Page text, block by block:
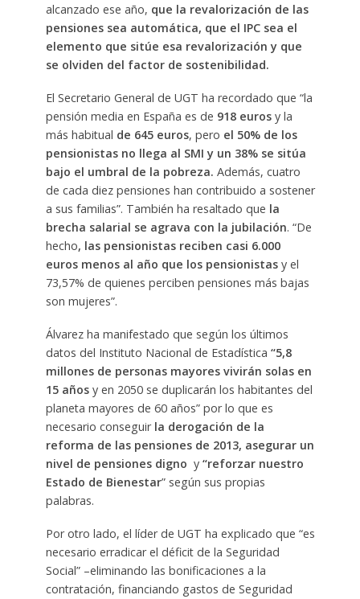
alcanzado ese año, que la revalorización de las
pensiones sea automática, que el IPC sea el
elemento que sitúe esa revalorización y que
se olviden del factor de sostenibilidad.
El Secretario General de UGT ha recordado que “la
pensión media en España es de 918 eurosy la
más habitual de 645 euros, pero el 50% de los
pensionistas no llega al SMI y un 38% se sitúa
bajo el umbral de la pobreza. Además, cuatro
de cada diez pensiones han contribuido a sostener
a sus familias”. También ha resaltado que la
brecha salarial se agrava con la jubilación. “De
hecho, las pensionistas reciben casi 6.000
euros menos al año que los pensionistasy el
73,57% de quienes perciben pensiones más bajas
son mujeres”.
Álvarez ha manifestado que según los últimos
datos del Instituto Nacional de Estadística “5,8
millones de personas mayores vivirán solas en
15 añosy en 2050 se duplicarán los habitantes del
planeta mayores de 60 años” por lo que es
necesario conseguir la derogación de la
reforma de las pensiones de 2013, asegurar un
nivel de pensiones digno y “reforzar nuestro
Estado de Bienestar” según sus propias
palabras.
Por otro lado, el líder de UGT ha explicado que “es
necesario erradicar el déficit de la Seguridad
Social” –eliminando las bonificaciones a la
contratación, financiando gastos de Seguridad